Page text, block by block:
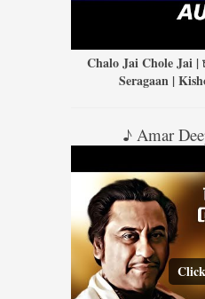
Chalo Jai Chole Jai |
Seragaan |
♪ Amar